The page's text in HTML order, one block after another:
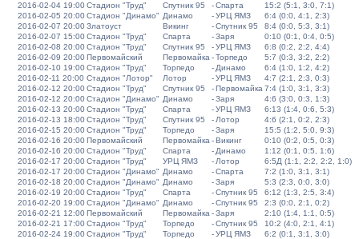
2016-02-04 19:00Стадион "Труд" Спутник 95 -Спарта
15:2 (5:1, 3:0, 7:1)
2016-02-05 20:00Стадион "Динамо" Динамо -УРЦ ЯМЗ
6:4 (0:0, 4:1, 2:3)
2016-02-07 20:00Златоуст Викинг -Спутник 95
8:4 (0:0, 5:3, 3:1)
2016-02-07 15:00Стадион "Труд" Спарта -Заря
0:10 (0:1, 0:4, 0:5)
2016-02-08 20:00Стадион "Труд" Спутник 95 -УРЦ ЯМЗ
6:8 (0:2, 2:2, 4:4)
2016-02-09 20:00Первомайский Первомайка -Торпедо
5:7 (0:3, 3:2, 2:2)
2016-02-10 19:00Стадион "Труд" Торпедо - Динамо
6:4 (1:0, 1:2, 4:2)
2016-02-11 20:00 Стадион "Лотор" Лотор -УРЦ ЯМЗ
4:7 (2:1, 2:3, 0:3)
2016-02-12 20:00Стадион "Труд" Спутник 95 -Первомайка 7:4 (1:0, 3:1, 3:3)
2016-02-12 20:00Стадион "Динамо" Динамо -Заря
4:6 (3:0, 0:3, 1:3)
2016-02-13 20:00Стадион "Труд" Спарта -УРЦ ЯМЗ
6:13 (1:4, 0:6, 5:3)
2016-02-13 18:00Стадион "Труд" Спутник 95 - Лотор
4:6 (2:1, 0:2, 2:3)
2016-02-15 20:00Стадион "Труд" Торпедо -Заря
15:5 (1:2, 5:0, 9:3)
2016-02-16 20:00Первомайский Первомайка -Викинг
0:10 (0:2, 0:5, 0:3)
2016-02-16 20:00Стадион "Труд" Спарта - Динамо
1:12 (0:1, 0:5, 1:6)
2016-02-17 20:00Стадион "Труд" УРЦ ЯМЗ - Лотор
6:5Д (1:1, 2:2, 2:2, 1:0)
2016-02-17 20:00Стадион "Динамо" Динамо -Спарта
7:2 (1:0, 3:1, 3:1)
2016-02-18 20:00Стадион "Динамо" Динамо -Заря
5:3 (2:3, 0:0, 3:0)
2016-02-19 20:00Стадион "Труд" Спарта -Спутник 95
6:12 (1:3, 2:5, 3:4)
2016-02-20 19:00Стадион "Динамо" Динамо -Спутник 95
2:3 (0:0, 2:1, 0:2)
2016-02-21 12:00Первомайский Первомайка -Заря
2:10 (1:4, 1:1, 0:5)
2016-02-21 17:00Стадион "Труд" Торпедо -Спутник 95
10:2 (4:0, 2:1, 4:1)
2016-02-24 19:00Стадион "Труд" Торпедо -УРЦ ЯМЗ
6:2 (0:1, 3:1, 3:0)